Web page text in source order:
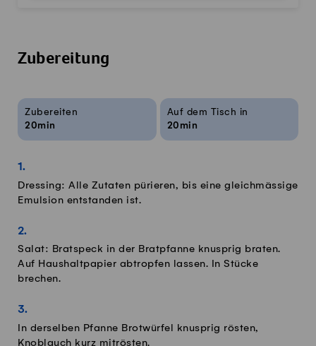
Zubereitung
Rezeptinfos
Zubereiten
20min
Auf dem Tisch in
20min
Dressing: Alle Zutaten pürieren, bis eine gleichmässige
Emulsion entstanden ist.
Salat: Bratspeck in der Bratpfanne knusprig braten.
Auf Haushaltpapier abtropfen lassen. In Stücke
brechen.
In derselben Pfanne Brotwürfel knusprig rösten,
Knoblauch kurz mitrösten.